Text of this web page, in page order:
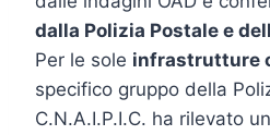
dalla Polizia Postale e
Per le sole infrastrutture
specifico gruppo della
C.N.A.I.P.I.C. ha rilevato